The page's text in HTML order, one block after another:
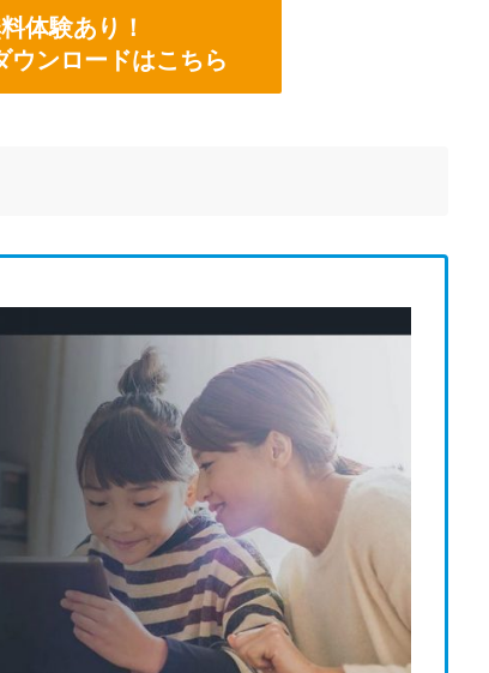
体験あり！
ンロードはこちら